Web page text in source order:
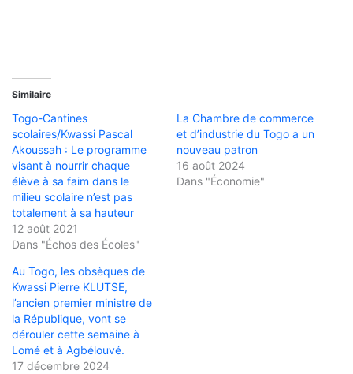
Similaire
Togo-Cantines
scolaires/Kwassi Pascal
Akoussah : Le programme
visant à nourrir chaque
élève à sa faim dans le
milieu scolaire n’est pas
totalement à sa hauteur
12 août 2021
Dans "Échos des Écoles"
La Chambre de commerce
et d’industrie du Togo a un
nouveau patron
16 août 2024
Dans "Économie"
Au Togo, les obsèques de
Kwassi Pierre KLUTSE,
l’ancien premier ministre de
la République, vont se
dérouler cette semaine à
Lomé et à Agbélouvé.
17 décembre 2024